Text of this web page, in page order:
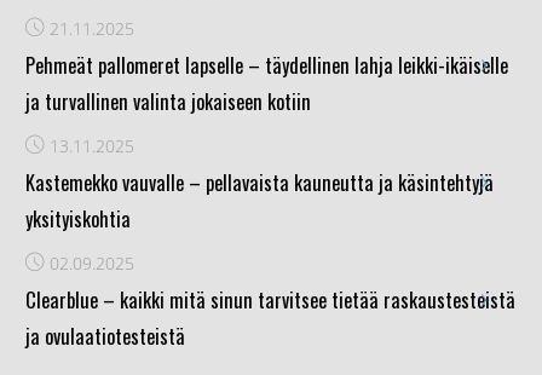
21.11.2025
Pehmeät pallomeret lapselle – täydellinen lahja leikki-ikäiselle
ja turvallinen valinta jokaiseen kotiin
›
13.11.2025
Kastemekko vauvalle – pellavaista kauneutta ja käsintehtyjä
yksityiskohtia
›
02.09.2025
Clearblue – kaikki mitä sinun tarvitsee tietää raskaustesteistä
ja ovulaatiotesteistä
›